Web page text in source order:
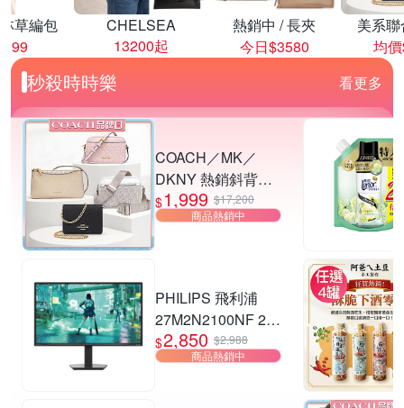
草編包
CHELSEA
13200起
熱銷中 / 長夾
今日$3580
美系
均
秒殺時時樂 看更多
COACH／MK／
DKNY 熱銷斜背包.
小廢包 多款供選
$1,999 $17,200
商品熱銷中
PHILIPS 飛利浦
27M2N2100NF 27
型 IPS FHD 144Hz
電競螢幕
$2,850 $2,988
商品熱銷中